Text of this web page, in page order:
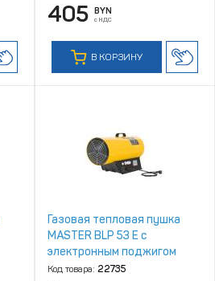
405 BYN
с НДС
В КОРЗИНУ
Газовая тепловая пушка
MASTER BLP 53 E с
электронным поджигом
Код товара: 22735